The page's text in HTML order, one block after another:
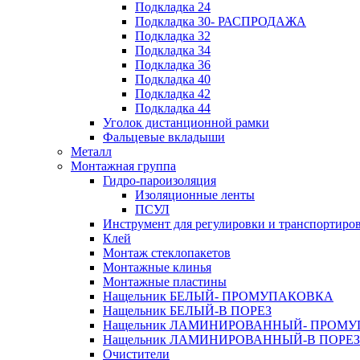
Подкладка 24
Подкладка 30- РАСПРОДАЖА
Подкладка 32
Подкладка 34
Подкладка 36
Подкладка 40
Подкладка 42
Подкладка 44
Уголок дистанционной рамки
Фальцевые вкладыши
Металл
Монтажная группа
Гидро-пароизоляция
Изоляционные ленты
ПСУЛ
Инструмент для регулировки и
Клей
Монтаж стеклопакетов
Монтажные клинья
Монтажные пластины
Нащельник БЕЛЫЙ- ПРОМУПАКОВКА
Нащельник БЕЛЫЙ-В ПОРЕЗ
Нащельник ЛАМИНИРОВАННЫЙ-
Нащельник ЛАМИНИРОВАННЫЙ-В ПОРЕЗ
Очистители